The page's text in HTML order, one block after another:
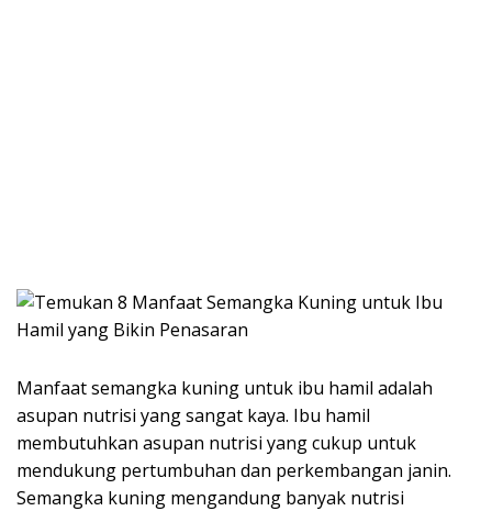
Manfaat semangka kuning untuk ibu hamil adalah
asupan nutrisi yang sangat kaya. Ibu hamil
membutuhkan asupan nutrisi yang cukup untuk
mendukung pertumbuhan dan perkembangan janin.
Semangka kuning mengandung banyak nutrisi